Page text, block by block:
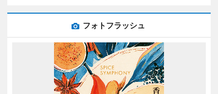
フォトフラッシュ